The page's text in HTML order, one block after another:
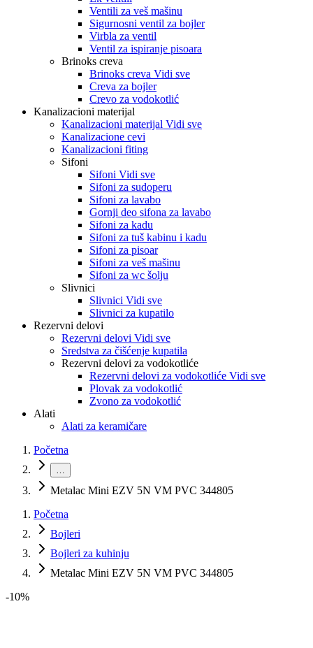
Ventili za veš mašinu
Sigurnosni ventil za bojler
Virbla za ventil
Ventil za ispiranje pisoara
Brinoks creva
Brinoks creva Vidi sve
Creva za bojler
Crevo za vodokotlić
Kanalizacioni materijal
Kanalizacioni materijal Vidi sve
Kanalizacione cevi
Kanalizacioni fiting
Sifoni
Sifoni Vidi sve
Sifoni za sudoperu
Sifoni za lavabo
Gornji deo sifona za lavabo
Sifoni za kadu
Sifoni za tuš kabinu i kadu
Sifoni za pisoar
Sifoni za veš mašinu
Sifoni za wc šolju
Slivnici
Slivnici Vidi sve
Slivnici za kupatilo
Rezervni delovi
Rezervni delovi Vidi sve
Sredstva za čišćenje kupatila
Rezervni delovi za vodokotliće
Rezervni delovi za vodokotliće Vidi sve
Plovak za vodokotlić
Zvono za vodokotlić
Alati
Alati za keramičare
Početna
…
Metalac Mini EZV 5N VM PVC 344805
Početna
Bojleri
Bojleri za kuhinju
Metalac Mini EZV 5N VM PVC 344805
-10%